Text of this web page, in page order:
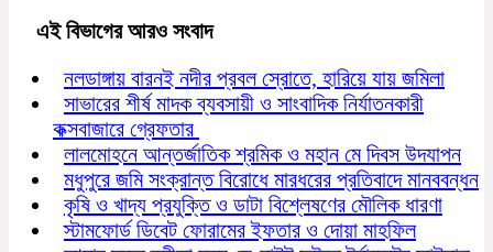
এই বিভাগের আরও সংবাদ
নলডাঙ্গায় বারনই নদীর প্রবল স্রোতে, হারিয়ে যায় জমিলা
সাভারের শীর্ষ মাদক ব্যবসায়ী ও সাংবাদিক নির্যাতনকারী
কক্সবাজারে গ্রেফতার
লালমোহনে আন্তর্জাতিক শ্রমিক ও মহান মে দিবস উদযাপন
মধুপুরে জমি সংক্রান্ত বিরোধে মারধরের প্রতিবাদে মানববন্ধন
কৃষি ও খাদ্য প্রযুক্তি ও ডাটা বিশ্লেষণের মৌলিক ধারণা
স্টামফোর্ড ডিবেট ফোরামের ইফতার ও দোয়া মাহফিল